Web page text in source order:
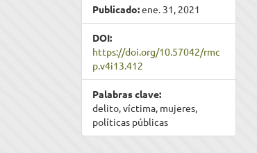
Publicado:ene. 31, 2021
DOI:
https://doi.org/10.57042/rmc
p.v4i13.412
Palabras clave:
delito, víctima, mujeres,
políticas públicas